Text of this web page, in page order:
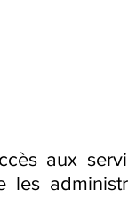
aux
les